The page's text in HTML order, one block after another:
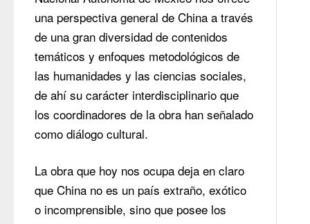
una perspectiva general de China a través
de una gran diversidad de contenidos
temáticos y enfoques metodológicos de
las humanidades y las ciencias sociales,
de ahí su carácter interdisciplinario que
los coordinadores de la obra han señalado
como diálogo cultural.
La obra que hoy nos ocupa deja en claro
que China no es un país extraño, exótico
o incomprensible, sino que posee los